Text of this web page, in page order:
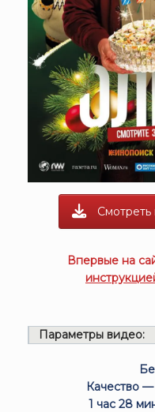
Смотреть
Впервые на
Параметры видео:
Качество
1 час 28